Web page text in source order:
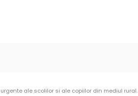
ale scolilor si ale copiilor din mediul rural.